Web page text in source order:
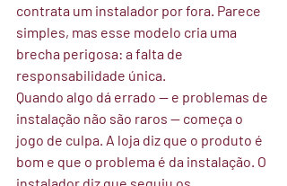
contrata um instalador por fora. Parece
simples, mas esse modelo cria uma
brecha perigosa: a falta de
responsabilidade única.
Quando algo dá errado — e problemas de
instalação não são raros — começa o
jogo de culpa. A loja diz que o produto é
bom e que o problema é da instalação. O